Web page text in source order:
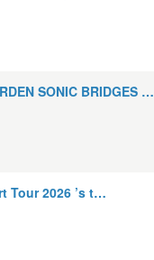
SONIC BRIDGES …
Tour 2026 ’s t…